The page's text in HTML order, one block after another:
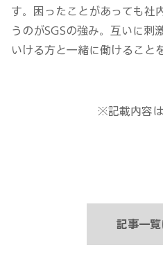
す。困ったことがあっても社
うのがSGSの強み。互いに刺
いける方と一緒に働けること
※記載内容
記事一